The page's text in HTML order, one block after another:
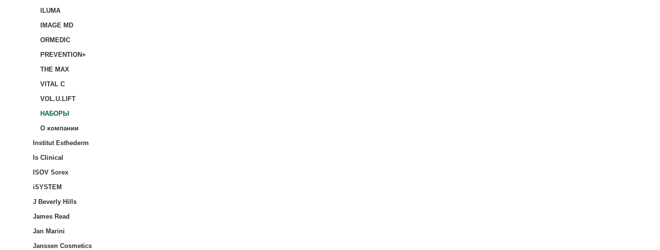
ILUMA
IMAGE MD
ORMEDIC
PREVENTION+
THE MAX
VITAL C
VOL.U.LIFT
НАБОРЫ
О компании
Institut Esthederm
Is Clinical
ISOV Sorex
iSYSTEM
J Beverly Hills
James Read
Jan Marini
Janssen Cosmetics